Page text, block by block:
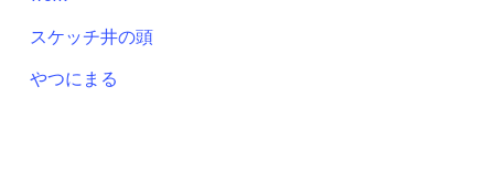
スケッチ井の頭
やつにまる